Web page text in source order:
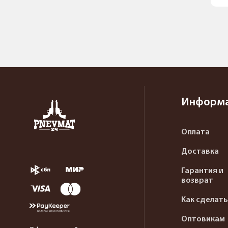
Оплата
Доставка
Гарантия и
возврат
Как сделать
Оптовикам